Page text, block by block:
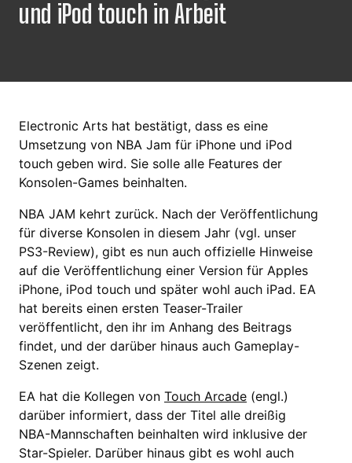
und iPod touch in Arbeit
Electronic Arts hat bestätigt, dass es eine
Umsetzung von NBA Jam für iPhone und iPod
touch geben wird. Sie solle alle Features der
Konsolen-Games beinhalten.
NBA JAM kehrt zurück. Nach der Veröffentlichung
für diverse Konsolen in diesem Jahr (vgl. unser
PS3-Review), gibt es nun auch offizielle Hinweise
auf die Veröffentlichung einer Version für Apples
iPhone, iPod touch und später wohl auch iPad. EA
hat bereits einen ersten Teaser-Trailer
veröffentlicht, den ihr im Anhang des Beitrags
findet, und der darüber hinaus auch Gameplay-
Szenen zeigt.
EA hat die Kollegen von Touch Arcade (engl.)
darüber informiert, dass der Titel alle dreißig
NBA-Mannschaften beinhalten wird inklusive der
Star-Spieler. Darüber hinaus gibt es wohl auch